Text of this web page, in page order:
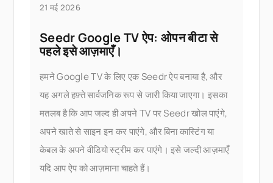
21 मई 2026
Seedr Google TV ऐप: ओपन बीटा से
पहले इसे आज़माएँ।
हमने Google TV के लिए एक Seedr ऐप बनाया है, और
यह अगले हफ़्ते सार्वजनिक रूप से जारी किया जाएगा। इसका
मतलब है कि आप जल्द ही अपने TV पर Seedr खोल पाएंगे,
अपने खाते से साइन इन कर पाएंगे, और बिना कास्टिंग या
केबल के अपने वीडियो स्ट्रीम कर पाएंगे। इसे जल्दी आज़माएँ
यदि आप ऐप को आज़माना चाहते हैं।